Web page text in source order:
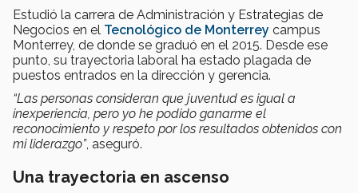
Estudió la carrera de Administración y Estrategias de
Negocios en el Tecnológico de Monterrey campus
Monterrey, de donde se graduó en el 2015. Desde ese
punto, su trayectoria laboral ha estado plagada de
puestos entrados en la dirección y gerencia.
“Las personas consideran que juventud es igual a
inexperiencia, pero yo he podido ganarme el
reconocimiento y respeto por los resultados obtenidos con
mi liderazgo”, aseguró.
Una trayectoria en ascenso